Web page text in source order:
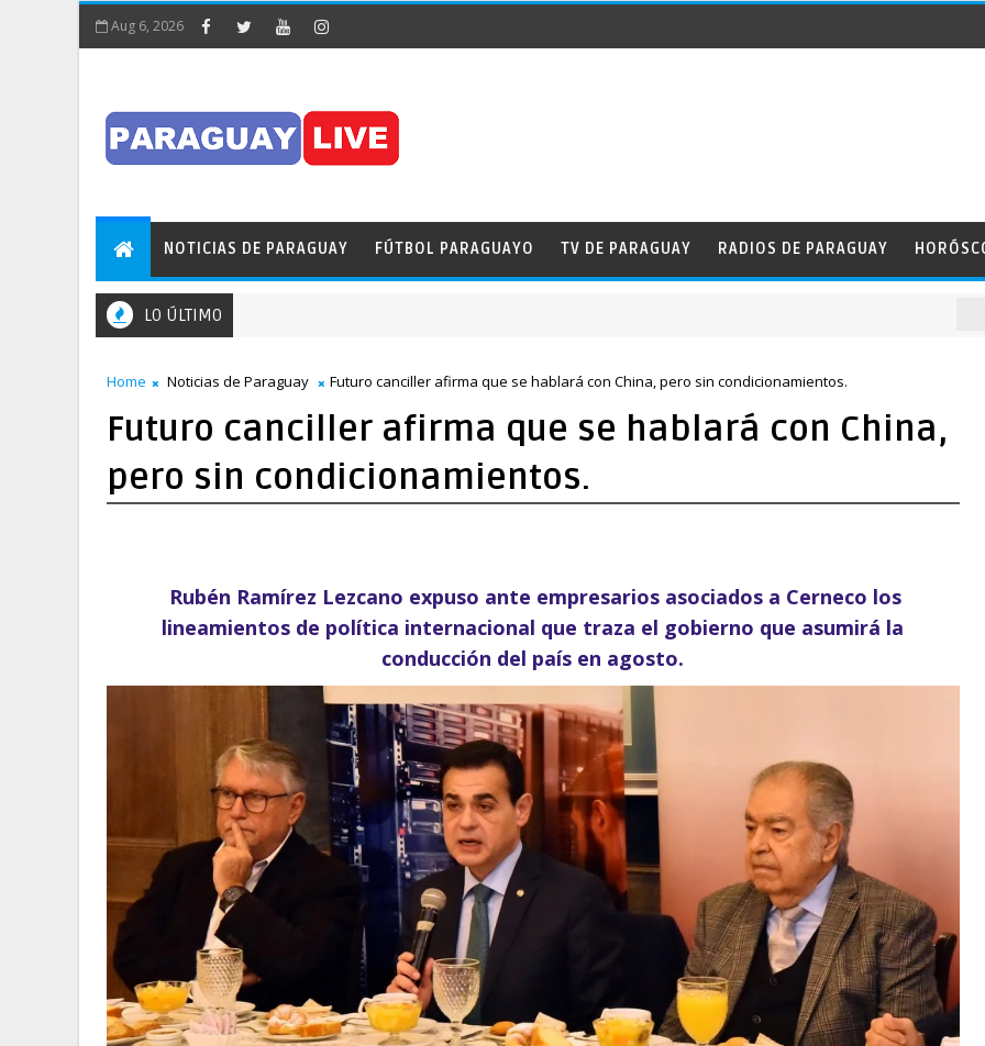
Aug 6, 2026
NOTICIAS DE PARAGUAY FÚTBOL PARAGUAYO TV DE PARAGUAY RADIOS DE PARAGUAY
LO ÚLTIMO
Home Noticias de Paraguay Futuro canciller afirma que se hablará con China, pero sin condicionamientos.
Futuro canciller afirma que se hablará con China,
pero sin condicionamientos.
Rubén Ramírez Lezcano expuso ante empresarios asociados a Cerneco los
lineamientos de política internacional que traza el gobierno que asumirá la
conducción del país en agosto.